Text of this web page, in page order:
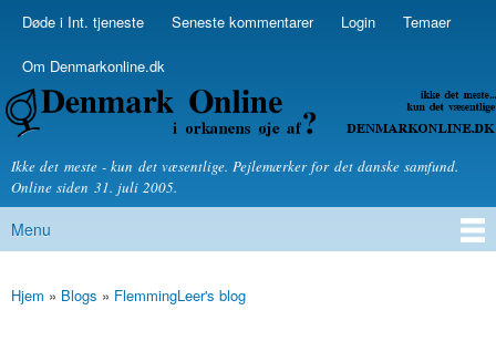
Skip to
Secondary menu
Døde i Int. tjeneste Seneste kommentarer Login Temaer
Om Denmarkonline.dk
Denmarkonline.dk - blognyheder om politik
Ikke det meste - kun det væsentlige. Pejlemærker for det danske samfund.
Online siden 31. juli 2005.
Main menu
Menu
You are here
Hjem » Blogs » FlemmingLeer's blog